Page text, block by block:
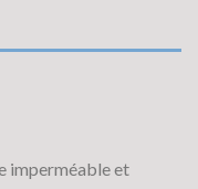
imperméable et